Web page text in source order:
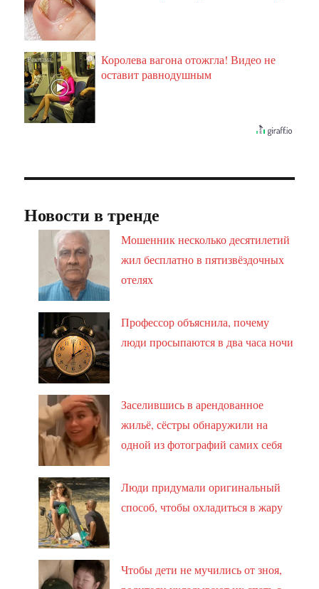
i
Королева вагона отожгла! Видео не
оставит равнодушным
Новости в тренде
Мошенник несколько десятилетий
жил бесплатно в пятизвёздочных
отелях
Профессор объяснила, почему
люди просыпаются в два часа ночи
Заселившись в арендованное
жильё, сёстры обнаружили на
одной из фотографий самих себя
Люди придумали оригинальный
способ, чтобы охладиться в жару
Чтобы дети не мучились от зноя,